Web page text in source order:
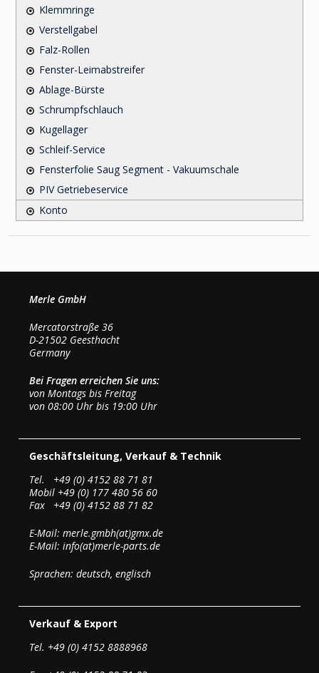
Klemmringe
Verstellgabel
Falz-Rollen
Fenster-Leimabstreifer
Ablage-Bürste
Schrumpfschlauch
Kugellager
Schleif-Service
Fensterfolie Saug Segment - Vakuumschale
PIV Getriebeservice
Konto
Merle GmbH
Mercatorstraße 36
D-21502 Geesthacht
Germany
Bei Fragen erreichen Sie uns:
von Montags bis Freitag
von 08:00 Uhr bis 19:00 Uhr
Geschäftsleitung, Verkauf & Technik
Tel. +49 (0) 4152 88 71 81
Mobil +49 (0) 177 480 56 60
Fax +49 (0) 4152 88 71 82
E-Mail: merle.gmbh(at)gmx.de
E-Mail: info(at)merle-parts.de
Sprachen: deutsch, englisch
Verkauf & Export
Tel. +49 (0) 4152 8888968